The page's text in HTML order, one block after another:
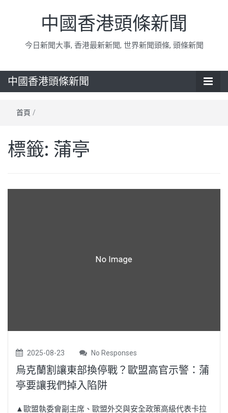
中國香港頭條新聞
今日新聞大事, 香港最新新聞, 世界新聞頭條, 頭條新聞
中國香港頭條新聞
首頁 /
標籤: 蒲亭
2025-08-23 No Responses
烏克蘭割讓東部換停戰？歐盟高官示警：蒲
亭要讓我們掉入陷阱
▲歐盟執委會副主席、歐盟外交與安全政策高級代表卡拉